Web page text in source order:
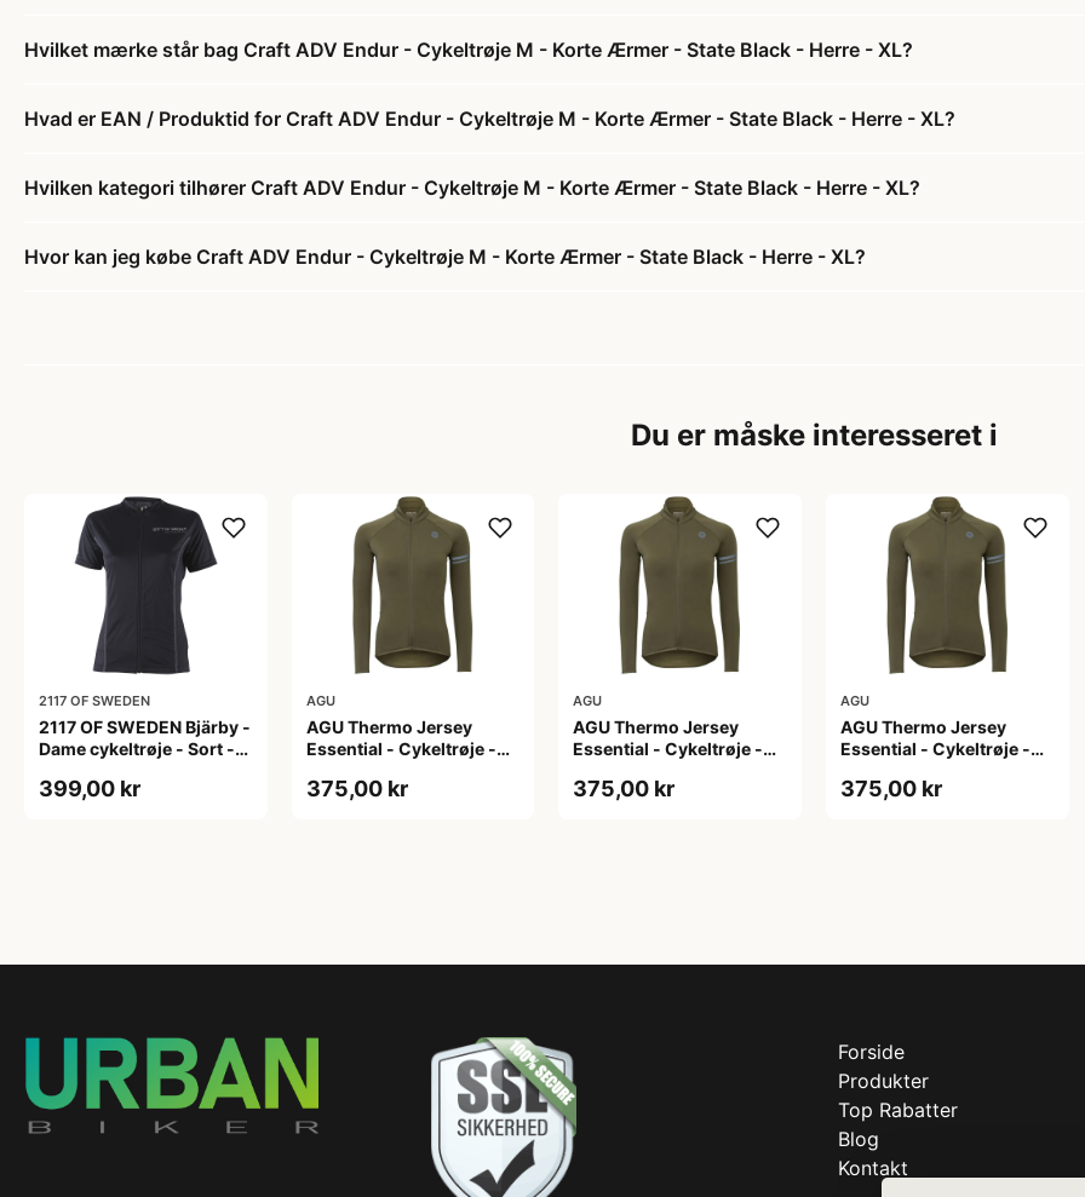
Hvilket mærke står bag Craft ADV Endur - Cykeltrøje M - Korte Ærmer - State Black - Herre - XL?
Hvad er EAN / Produktid for Craft ADV Endur - Cykeltrøje M - Korte Ærmer - State Black - Herre - XL?
Hvilken kategori tilhører Craft ADV Endur - Cykeltrøje M - Korte Ærmer - State Black - Herre - XL?
Hvor kan jeg købe Craft ADV Endur - Cykeltrøje M - Korte Ærmer - State Black - Herre - XL?
Du er måske interesseret i
2117 OF SWEDEN
2117 OF SWEDEN Bjärby -
Dame cykeltrøje - Sort -
399,00 kr
AGU
AGU Thermo Jersey
Essential - Cykeltrøje -
375,00 kr
AGU
AGU Thermo Jersey
Essential - Cykeltrøje -
M
375,00 kr
AGU
AGU Thermo Jersey
Essential - Cykeltrøje -
375,00 kr
Forside
Produkter
Top Rabatter
Blog
Kontakt